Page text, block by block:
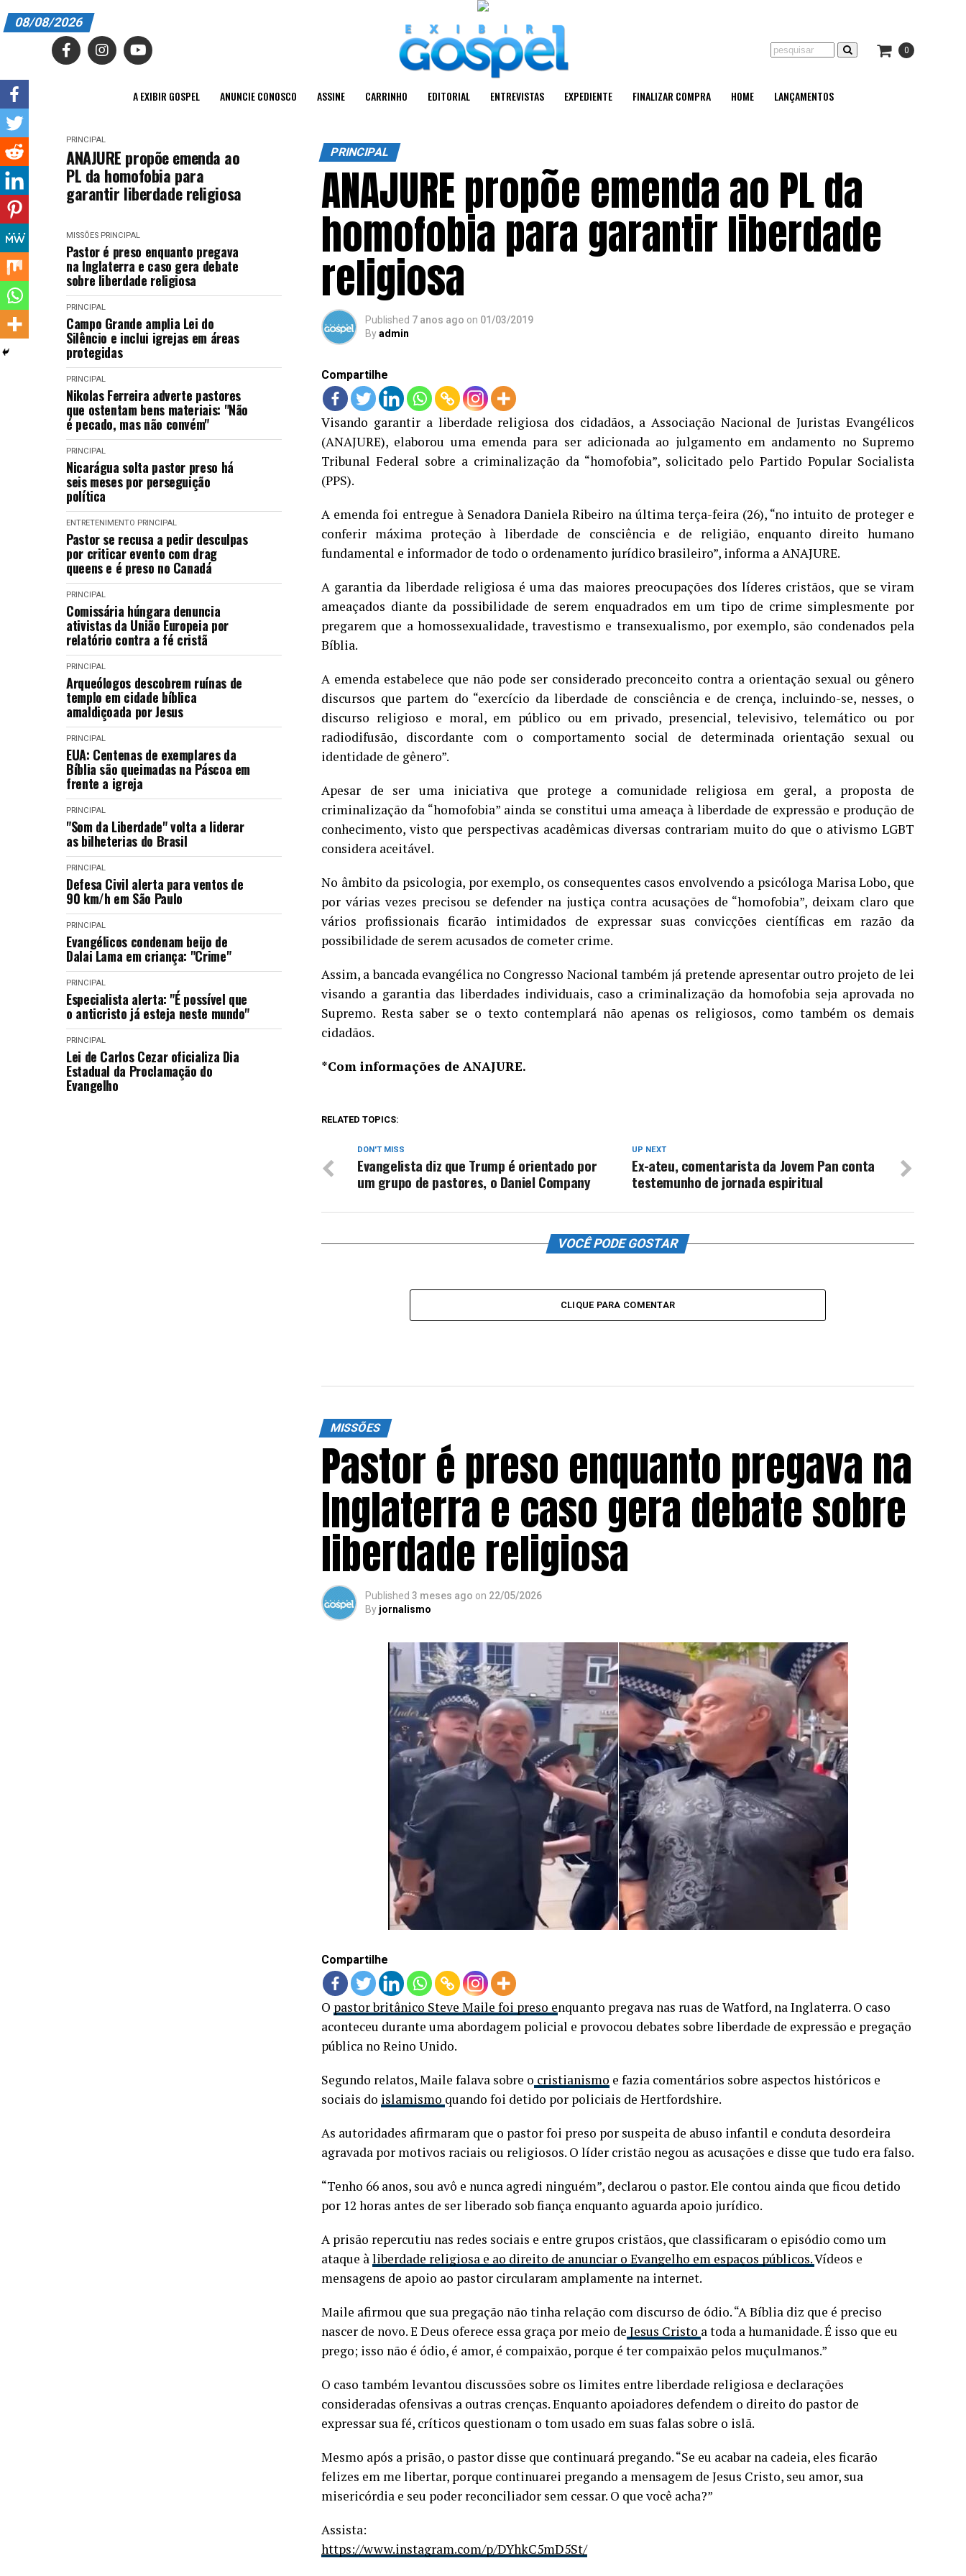
A EXIBIR GOSPEL
EDITORIAL
EXPEDIENTE
FINALIZAR COMPRA
HOME
LANÇAMENTOS
08/08/2026
0
A EXIBIR GOSPEL ANUNCIE CONOSCO ASSINE CARRINHO EDITORIAL ENTREVISTAS EXPEDIENTE FINALIZAR COMPRA HOME LANÇAMENTOS
PRINCIPAL
ANAJURE propõe emenda ao
PL da homofobia para
garantir liberdade religiosa
MISSÕES PRINCIPAL
Pastor é preso enquanto pregava
na Inglaterra e caso gera debate
sobre liberdade religiosa
PRINCIPAL
Campo Grande amplia Lei do
Silêncio e inclui igrejas em áreas
protegidas
PRINCIPAL
Nikolas Ferreira adverte pastores
que ostentam bens materiais: "Não
é pecado, mas não convém"
PRINCIPAL
Nicarágua solta pastor preso há
seis meses por perseguição
política
ENTRETENIMENTO PRINCIPAL
Pastor se recusa a pedir desculpas
por criticar evento com drag
queens e é preso no Canadá
PRINCIPAL
Comissária húngara denuncia
ativistas da União Europeia por
relatório contra a fé cristã
PRINCIPAL
Arqueólogos descobrem ruínas de
templo em cidade bíblica
amaldiçoada por Jesus
PRINCIPAL
EUA: Centenas de exemplares da
Bíblia são queimadas na Páscoa em
frente a igreja
PRINCIPAL
"Som da Liberdade" volta a liderar
as bilheterias do Brasil
PRINCIPAL
Defesa Civil alerta para ventos de
90 km/h em São Paulo
PRINCIPAL
Evangélicos condenam beijo de
Dalai Lama em criança: "Crime"
PRINCIPAL
Especialista alerta: "É possível que
o anticristo já esteja neste mundo"
PRINCIPAL
Lei de Carlos Cezar oficializa Dia
Estadual da Proclamação do
Evangelho
PRINCIPAL
ANAJURE propõe emenda ao PL da
homofobia para garantir liberdade
religiosa
Published 7 anos ago on 01/03/2019
Byadmin
Compartilhe
Visando garantir a liberdade religiosa dos cidadãos, a Associação Nacional de Juristas Evangélicos
(ANAJURE), elaborou uma emenda para ser adicionada ao julgamento em andamento no Supremo
Tribunal Federal sobre a criminalização da “homofobia”, solicitado pelo Partido Popular Socialista
(PPS).
A emenda foi entregue à Senadora Daniela Ribeiro na última terça-feira (26), “no intuito de proteger e
conferir máxima proteção à liberdade de consciência e de religião, enquanto direito humano
fundamental e informador de todo o ordenamento jurídico brasileiro”, informa a ANAJURE.
A garantia da liberdade religiosa é uma das maiores preocupações dos líderes cristãos, que se viram
ameaçados diante da possibilidade de serem enquadrados em um tipo de crime simplesmente por
pregarem que a homossexualidade, travestismo e transexualismo, por exemplo, são condenados pela
Bíblia.
A emenda estabelece que não pode ser considerado preconceito contra a orientação sexual ou gênero
discursos que partem do “exercício da liberdade de consciência e de crença, incluindo-se, nesses, o
discurso religioso e moral, em público ou em privado, presencial, televisivo, telemático ou por
radiodifusão, discordante com o comportamento social de determinada orientação sexual ou
identidade de gênero”.
Apesar de ser uma iniciativa que protege a comunidade religiosa em geral, a proposta de
criminalização da “homofobia” ainda se constitui uma ameaça à liberdade de expressão e produção de
conhecimento, visto que perspectivas acadêmicas diversas contrariam muito do que o ativismo LGBT
considera aceitável.
No âmbito da psicologia, por exemplo, os consequentes casos envolvendo a psicóloga Marisa Lobo, que
por várias vezes precisou se defender na justiça contra acusações de “homofobia”, deixam claro que
vários profissionais ficarão intimidados de expressar suas convicções científicas em razão da
possibilidade de serem acusados de cometer crime.
Assim, a bancada evangélica no Congresso Nacional também já pretende apresentar outro projeto de lei
visando a garantia das liberdades individuais, caso a criminalização da homofobia seja aprovada no
Supremo. Resta saber se o texto contemplará não apenas os religiosos, como também os demais
cidadãos.
*Com informações de ANAJURE.
RELATED TOPICS:
UP NEXT
Ex-ateu, comentarista da Jovem Pan conta
testemunho de jornada espiritual
DON'T MISS
Evangelista diz que Trump é orientado por
um grupo de pastores, o Daniel Company
VOCÊ PODE GOSTAR
CLIQUE PARA COMENTAR
MISSÕES
Pastor é preso enquanto pregava na
Inglaterra e caso gera debate sobre
liberdade religiosa
Published 3 meses ago on 22/05/2026
By jornalismo
Compartilhe
O pastor britânico Steve Maile foi preso enquanto pregava nas ruas de Watford, na Inglaterra. O caso
aconteceu durante uma abordagem policial e provocou debates sobre liberdade de expressão e pregação
pública no Reino Unido.
Segundo relatos, Maile falava sobre o cristianismo e fazia comentários sobre aspectos históricos e
sociais do islamismo quando foi detido por policiais de Hertfordshire.
As autoridades afirmaram que o pastor foi preso por suspeita de abuso infantil e conduta desordeira
agravada por motivos raciais ou religiosos. O líder cristão negou as acusações e disse que tudo era falso.
“Tenho 66 anos, sou avô e nunca agredi ninguém”, declarou o pastor. Ele contou ainda que ficou detido
por 12 horas antes de ser liberado sob fiança enquanto aguarda apoio jurídico.
A prisão repercutiu nas redes sociais e entre grupos cristãos, que classificaram o episódio como um
ataque àliberdade religiosa e ao direito de anunciar o Evangelho em espaços públicos.Vídeos e
mensagens de apoio ao pastor circularam amplamente na internet.
Maile afirmou que sua pregação não tinha relação com discurso de ódio. “A Bíblia diz que é preciso
nascer de novo. E Deus oferece essa graça por meio de Jesus Cristo a toda a humanidade. É isso que eu
prego; isso não é ódio, é amor, é compaixão, porque é ter compaixão pelos muçulmanos.”
O caso também levantou discussões sobre os limites entre liberdade religiosa e declarações
consideradas ofensivas a outras crenças. Enquanto apoiadores defendem o direito do pastor de
expressar sua fé, críticos questionam o tom usado em suas falas sobre o islã.
Mesmo após a prisão, o pastor disse que continuará pregando. “Se eu acabar na cadeia, eles ficarão
felizes em me libertar, porque continuarei pregando a mensagem de Jesus Cristo, seu amor, sua
misericórdia e seu poder reconciliador sem cessar. O que você acha?”
Assista:
https://www.instagram.com/p/DYhkC5mD5St/